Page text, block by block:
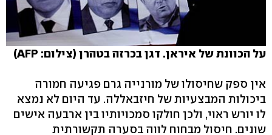
על הכוונת של איראן. דגן בכרזה בטהרן (צילום: AFP)
אין ספק שחיסולו של מורנייה גרם פגיעה חמורה
ביכולות המבצעיות של חיזבאללה. עד היום לא נמצא
לו יורש ראוי, ולכן חולקו סמכויותיו בין ארבעה אישים
שונים. חיסול מבחוח לווה בסערה תקשורתית